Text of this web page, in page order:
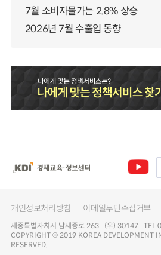
7월 소비자물가는 2.8% 상승
2026년 7월 수출입 동향
개인정보처리방침 이메일무단수집거부
세종특별자치시 남세종로 263 (우) 30147 TEL
COPYRIGHT © 2019 KOREA DEVELOPMENT
RESERVED.